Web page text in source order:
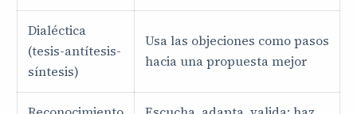
Dialéctica
(tesis-antítesis-
síntesis)
Usa las objeciones como pasos
hacia una propuesta mejor